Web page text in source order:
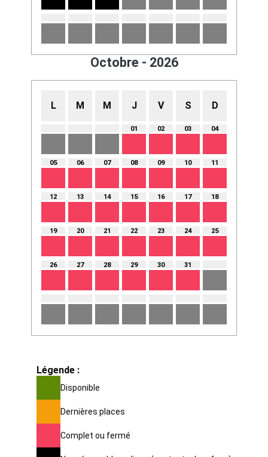
Octobre - 2026
L M M J V S D
01 02 03 04
05 06 07 08 09 10 11
12 13 14 15 16 17 18
19 20 21 22 23 24 25
26 27 28 29 30 31
Légende :
Disponible
Dernières places
Complet ou fermé